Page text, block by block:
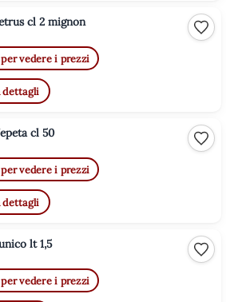
cl 2 mignon
vedere i prezzi
dettagli
cl 50
vedere i prezzi
dettagli
lt 1,5
vedere i prezzi